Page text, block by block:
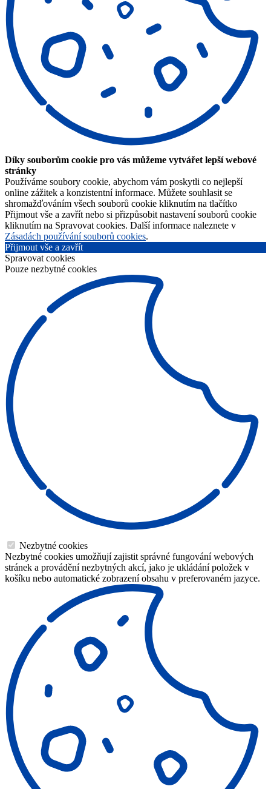
Díky souborům cookie pro vás můžeme vytvářet lepší webové
stránky
Používáme soubory cookie, abychom vám poskytli co nejlepší
online zážitek a konzistentní informace. Můžete souhlasit se
shromažďováním všech souborů cookie kliknutím na tlačítko
Přijmout vše a zavřít nebo si přizpůsobit nastavení souborů cookie
kliknutím na Spravovat cookies. Další informace naleznete v
Zásadách používání souborů cookies.
Přijmout vše a zavřít
Spravovat cookies
Pouze nezbytné cookies
Nezbytné cookies
Nezbytné cookies umožňují zajistit správné fungování webových
stránek a provádění nezbytných akcí, jako je ukládání položek v
košíku nebo automatické zobrazení obsahu v preferovaném jazyce.